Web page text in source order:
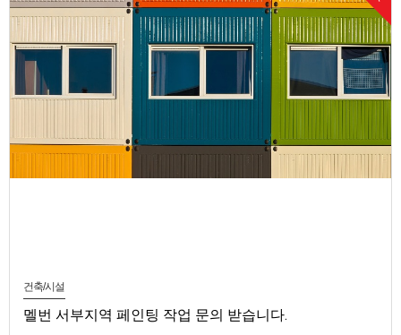
건축/시설
멜번 서부지역 페인팅 작업 문의 받습니다.